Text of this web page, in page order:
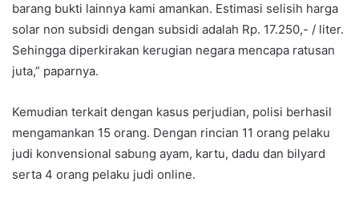
barang bukti lainnya kami amankan. Estimasi selisih harga
solar non subsidi dengan subsidi adalah Rp. 17.250,- / liter.
Sehingga diperkirakan kerugian negara mencapa ratusan
juta,” paparnya.
Kemudian terkait dengan kasus perjudian, polisi berhasil
mengamankan 15 orang. Dengan rincian 11 orang pelaku
judi konvensional sabung ayam, kartu, dadu dan bilyard
serta 4 orang pelaku judi online.